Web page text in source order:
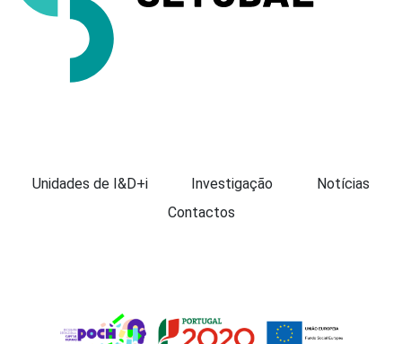
Apresentação
Unidades de I&D+i Investigação
Notícias
Contactos